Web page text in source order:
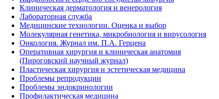
Клиническая дерматология и венерология
Лабораторная служба
Медицинские технологии. Оценка и выбор
Молекулярная генетика, микробиология и вирусология
Онкология. Журнал им. П.А. Герцена
Оперативная хирургия и клиническая анатомия
(Пироговский научный журнал)
Пластическая хирургия и эстетическая медицина
Проблемы репродукции
Проблемы эндокринологии
Профилактическая медицина